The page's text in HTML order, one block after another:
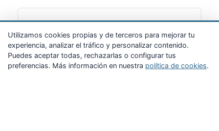
Suscribirme
Utilizamos cookies propias y de terceros para mejorar tu
experiencia, analizar el tráfico y personalizar contenido.
Puedes aceptar todas, rechazarlas o configurar tus
preferencias. Más información en nuestra política de cookies.